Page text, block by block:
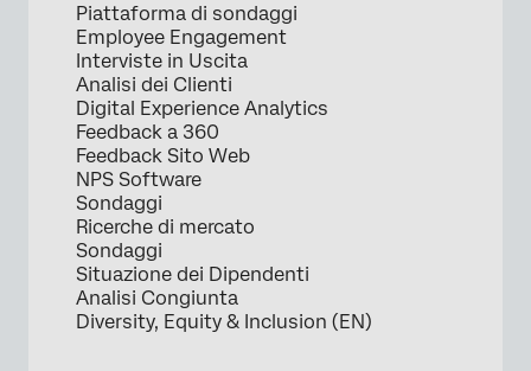
Piattaforma di sondaggi
Employee Engagement
Interviste in Uscita
Analisi dei Clienti
Digital Experience Analytics
Feedback a 360
Feedback Sito Web
NPS Software
Sondaggi
Ricerche di mercato
Sondaggi
Situazione dei Dipendenti
Analisi Congiunta
Diversity, Equity & Inclusion (EN)